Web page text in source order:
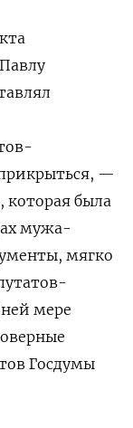
—
которая была
мужа-
мягко
мере
Госдумы